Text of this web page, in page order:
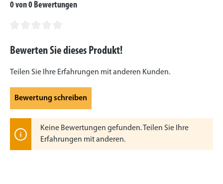
0 von 0 Bewertungen
Bewerten Sie dieses Produkt!
Teilen Sie Ihre Erfahrungen mit anderen Kunden.
Bewertung schreiben
Keine Bewertungen gefunden. Teilen Sie Ihre
Erfahrungen mit anderen.